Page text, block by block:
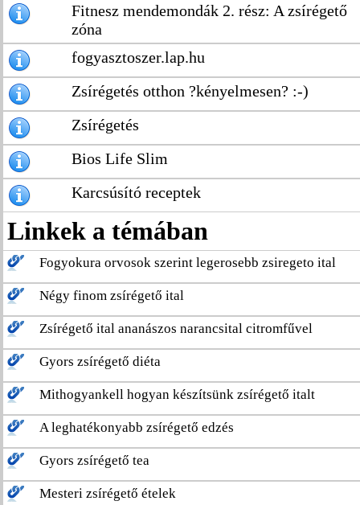
Fitnesz mendemondák 2. rész: A zsírégető
zóna
fogyasztoszer.lap.hu
Zsírégetés otthon ?kényelmesen? :-)
Zsírégetés
Bios Life Slim
Karcsúsító receptek
Linkek a témában
Fogyokura orvosok szerint legerosebb zsiregeto ital
Négy finom zsírégető ital
Zsírégető ital ananászos narancsital citromfűvel
Gyors zsírégető diéta
Mithogyankell hogyan készítsünk zsírégető italt
A leghatékonyabb zsírégető edzés
Gyors zsírégető tea
Mesteri zsírégető ételek